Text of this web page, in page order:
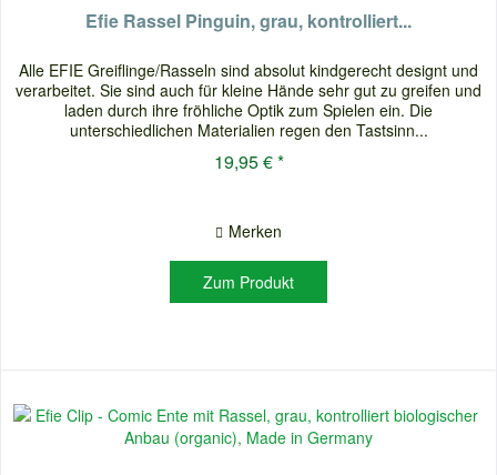
Efie Rassel Pinguin, grau, kontrolliert...
Alle EFIE Greiflinge/Rasseln sind absolut kindgerecht designt und
verarbeitet. Sie sind auch für kleine Hände sehr gut zu greifen und
laden durch ihre fröhliche Optik zum Spielen ein. Die
unterschiedlichen Materialien regen den Tastsinn...
19,95 € *
Merken
Zum Produkt